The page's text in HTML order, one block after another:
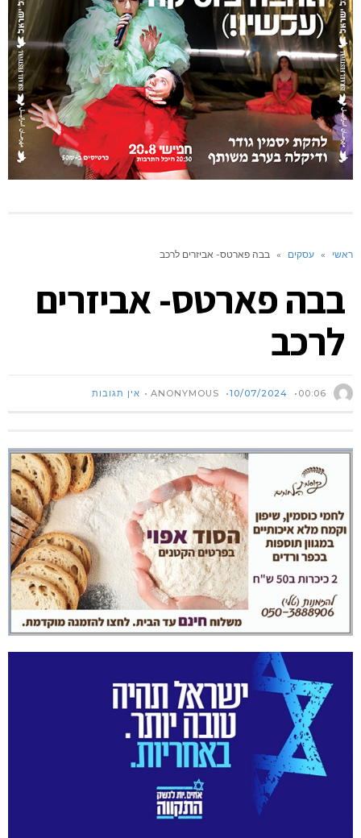
ראשי » עסקים » בבה פארטס- אביזרים לרכב
בבה פארטס- אביזרים
לרכב
10/07/2024 00:06 אין תגובות